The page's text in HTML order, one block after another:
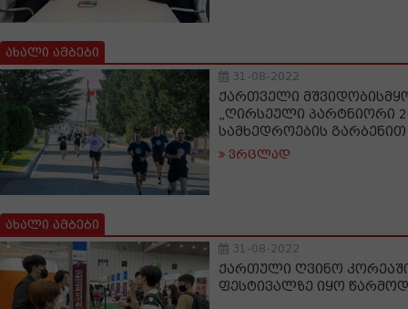
ახალი ამბები
31-08-2022
ქართველი
„ღირსეული პარტნიორი
სამხედროების გარბენით
ვრცლად
ახალი ამბები
31-08-2022
ქართული ღვინო
ფესტივალზე იყო